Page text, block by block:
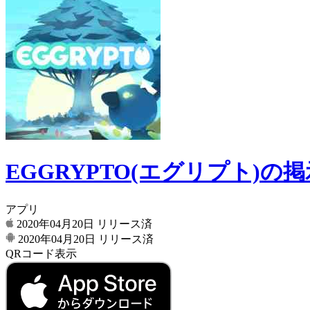
EGGRYPTO(エグリプト)の掲
アプリ
2020年04月20日
リリース済
2020年04月20日
リリース済
QRコード表示